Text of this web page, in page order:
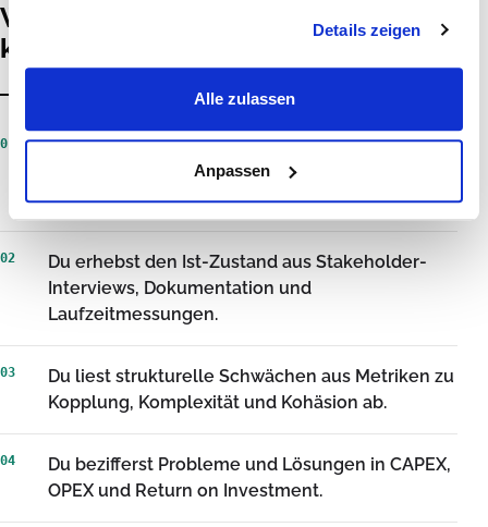
Details zeigen
Alle zulassen
Anpassen
Was du anschließend leisten
kannst
01
Du klassifizierst technische Schulden und
trennst sie von neuen fachlichen
Anforderungen.
02
Du erhebst den Ist-Zustand aus Stakeholder-
Interviews, Dokumentation und
Laufzeitmessungen.
03
Du liest strukturelle Schwächen aus Metriken zu
Kopplung, Komplexität und Kohäsion ab.
04
Du bezifferst Probleme und Lösungen in CAPEX,
OPEX und Return on Investment.